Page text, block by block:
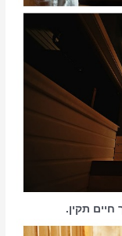
חיים תקין.